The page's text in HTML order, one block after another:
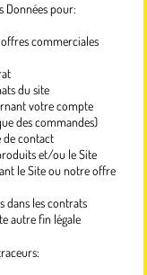
Données pour:
commerciales
du site
votre compte
des commandes)
de contact
et/ou le Site
le Site ou notre offre
dans les contrats
autre fin légale